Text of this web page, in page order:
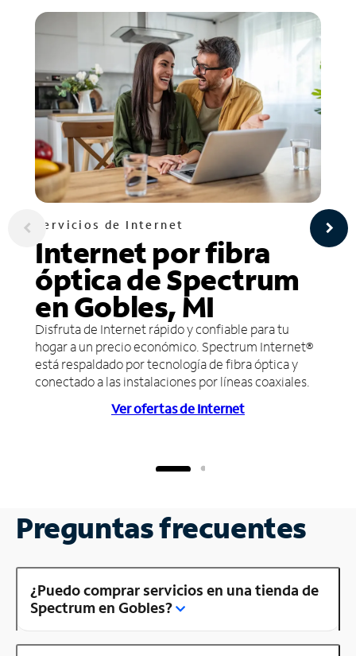
Servicios de Internet
Internet por fibra
óptica de Spectrum
en Gobles, MI
Disfruta de Internet rápido y confiable para tu
hogar a un precio económico. Spectrum Internet®
está respaldado por tecnología de fibra óptica y
conectado a las instalaciones por líneas coaxiales.
Ver ofertas de Internet
Preguntas frecuentes
¿Puedo comprar servicios en una tienda de
Spectrum en Gobles?